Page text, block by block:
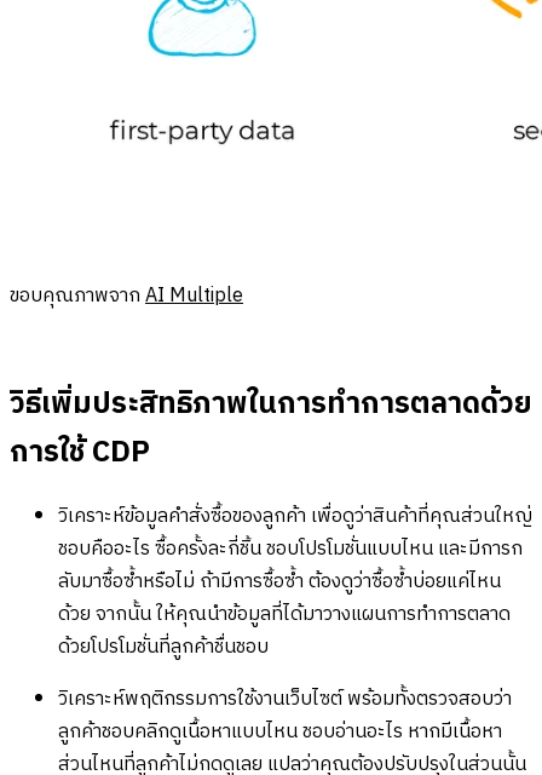
ขอบคุณภาพจากAI Multiple
วิธีเพิ่มประสิทธิภาพในการทำการตลาดด้วย
การใช้ CDP
วิเคราะห์ข้อมูลคำสั่งซื้อของลูกค้า เพื่อดูว่าสินค้าที่คุณส่วนใหญ่
ชอบคืออะไร ซื้อครั้งละกี่ชิ้น ชอบโปรโมชั่นแบบไหน และมีการก
ลับมาซื้อซ้ำหรือไม่ ถ้ามีการซื้อซ้ำ ต้องดูว่าซื้อซ้ำบ่อยแค่ไหน
ด้วย จากนั้น ให้คุณนำข้อมูลที่ได้มาวางแผนการทำการตลาด
ด้วยโปรโมชั่นที่ลูกค้าชื่นชอบ
วิเคราะห์พฤติกรรมการใช้งานเว็บไซต์ พร้อมทั้งตรวจสอบว่า
ลูกค้าชอบคลิกดูเนื้อหาแบบไหน ชอบอ่านอะไร หากมีเนื้อหา
ส่วนไหนที่ลูกค้าไม่กดดูเลย แปลว่าคุณต้องปรับปรุงในส่วนนั้น